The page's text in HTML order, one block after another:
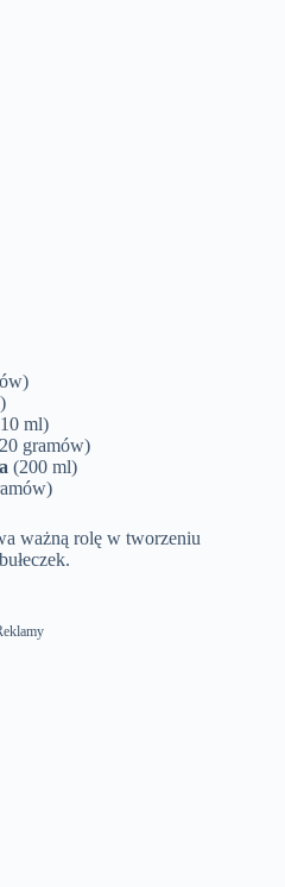
ml)
gramów)
(200 ml)
ważną rolę w tworzeniu